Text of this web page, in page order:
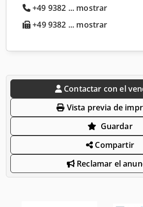
+49 9382 ... mostrar
+49 9382 ... mostrar
Contactar con el
Vista previa de
Guardar
Compartir
Reclamar el